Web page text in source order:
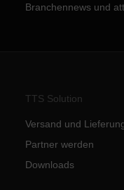
Branchennews und
TTS Solution
Versand und
Partner werden
Downloads